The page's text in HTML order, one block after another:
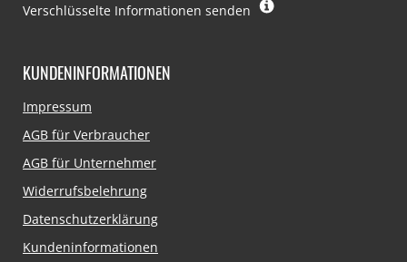
Verschlüsselte Informationen senden
KUNDENINFORMATIONEN
Navigation
Impressum
AGB für Verbraucher
AGB für Unternehmer
Widerrufsbelehrung
Datenschutzerklärung
Kundeninformationen